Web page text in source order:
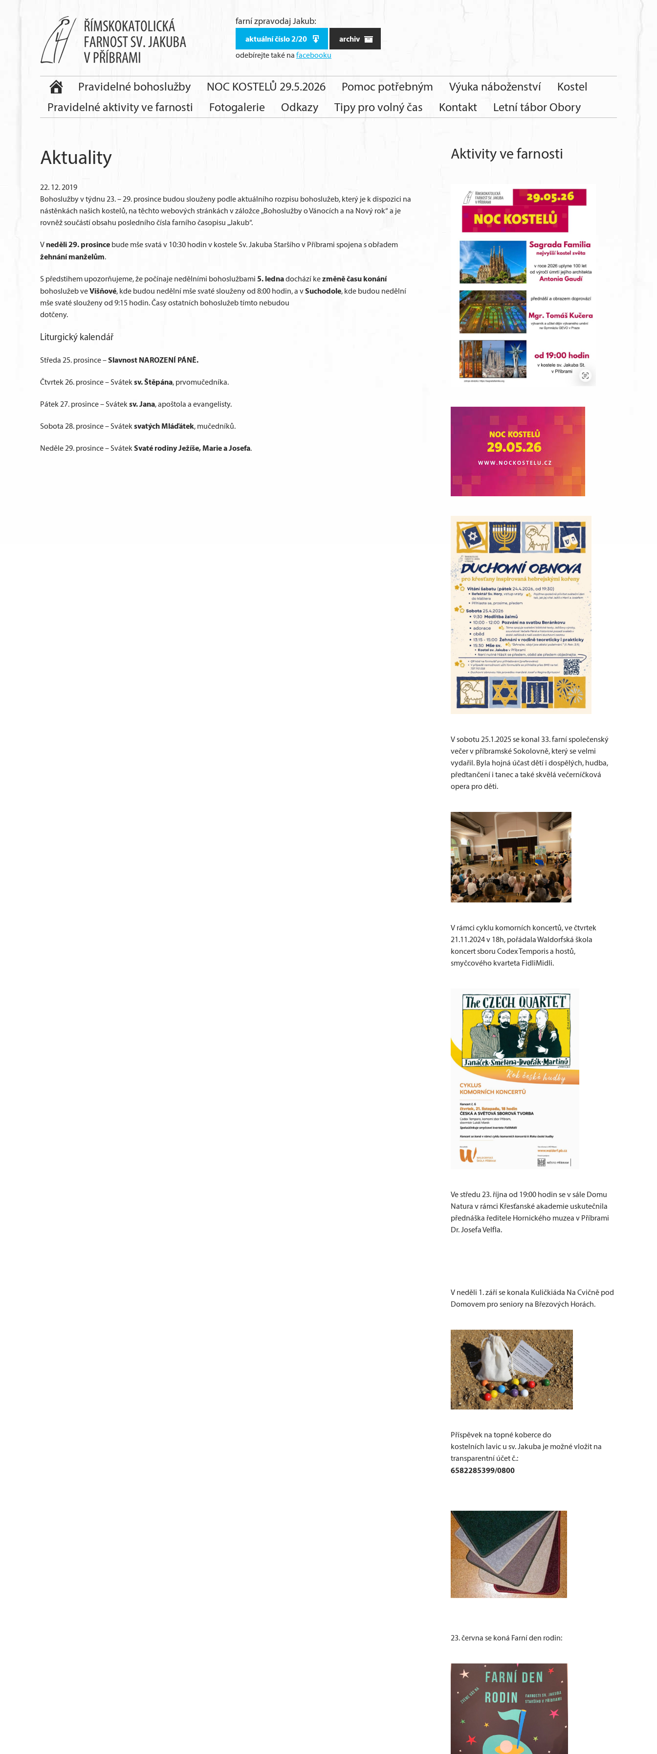
farní zpravodaj Jakub:
aktuální číslo 2/20 archiv
odebírejte také na facebooku
Pravidelné bohoslužby NOC KOSTELŮ 29.5.2026 Pomoc potřebným Výuka náboženství
Kostel
Pravidelné aktivity ve farnosti
Fotogalerie Odkazy Tipy pro volný čas Kontakt Letní tábor Obory
Aktuality
22. 12. 2019
Bohoslužby v týdnu 23. – 29. prosince budou slouženy podle aktuálního rozpisu bohoslužeb, který je k dispozici na
nástěnkách našich kostelů, na těchto webových stránkách v záložce „Bohoslužby o Vánocích a na Nový rok“ a je
rovněž součástí obsahu posledního čísla farního časopisu „Jakub“.
V neděli 29. prosince bude mše svatá v 10:30 hodin v kostele Sv. Jakuba Staršího v Příbrami spojena s obřadem
žehnání manželům.
S předstihem upozorňujeme, že počínaje nedělními bohoslužbami 5. lednadochází kezměně času konání
bohoslužeb veVišňové, kde budou nedělní mše svaté slouženy od 8:00 hodin, a vSuchodole, kde budou nedělní
mše svaté slouženy od 9:15 hodin. Časy ostatních bohoslužeb tímto nebudou
dotčeny.
Liturgický kalendář
Středa 25. prosince –Slavnost NAROZENÍ PÁNĚ.
Čtvrtek 26. prosince – Sváteksv. Štěpána, prvomučedníka.
Pátek 27. prosince – Sváteksv. Jana, apoštola a evangelisty.
Sobota 28. prosince – Sváteksvatých Mláďátek, mučedníků.
Neděle 29. prosince – SvátekSvaté rodiny Ježíše, Marie a Josefa.
Aktivity ve farnosti
V sobotu 25.1.2025 se konal 33. farní společenský
večer v příbramské Sokolovně, který se velmi
vydařil. Byla hojná účast dětí i dospělých, hudba,
předtančení i tanec a také skvělá večerníčková
opera pro děti.
V rámci cyklu komorních koncertů, ve čtvrtek
21.11.2024 v 18h, pořádala Waldorfská škola
koncert sboru Codex Temporis a hostů,
smyčcového kvarteta FidliMidli.
Ve středu 23. října od 19:00 hodin se v sále Domu
Natura v rámci Křesťanské akademie uskutečnila
přednáška ředitele Hornického muzea v Příbrami
Dr. Josefa Velfla.
V neděli 1. září se konala Kuličkiáda Na Cvičně pod
Domovem pro seniory na Březových Horách.
Příspěvek na topné koberce do
kostelních lavic u sv. Jakuba je možné vložit na
transparentní účet č.:
6582285399/0800
23. června se koná Farní den rodin: